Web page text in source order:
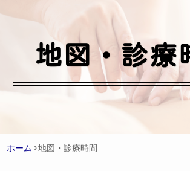
地図・診療
ホーム 地図・診療時間